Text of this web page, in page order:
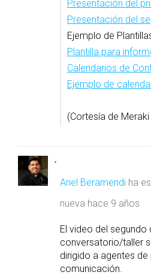
Presentación del
Presentación del
Ejemplo de
Plantilla para
Calendarios de
Ejemplo de
(Cortesía de
Ariel Beramendi ha
nueva hace 9 años
El video del segundo
conversatorio/taller
dirigido a agentes
comunicación.